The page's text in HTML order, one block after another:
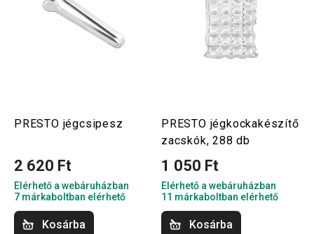
PRESTO jégcsipesz
2 620 Ft
Elérhető a webáruházban
7 márkaboltban elérhető
Kosárba
PRESTO jégkockakészítő
zacskók, 288 db
1 050 Ft
Elérhető a webáruházban
11 márkaboltban elérhető
Kosárba